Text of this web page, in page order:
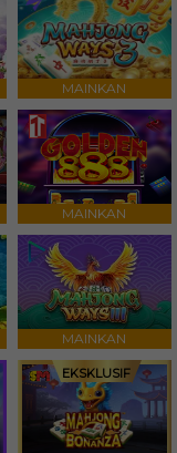
MAINKAN
MAINKAN
MAINKAN
EKSKLUSIF